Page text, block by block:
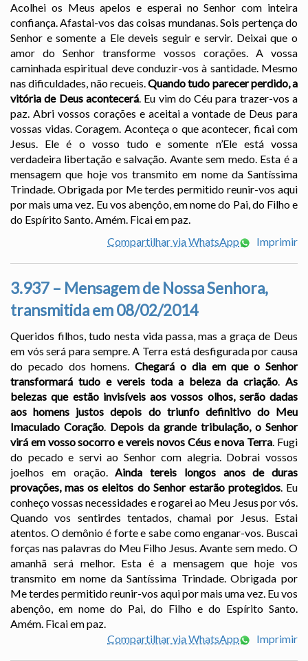
Acolhei os Meus apelos e esperai no Senhor com inteira
confiança. Afastai-vos das coisas mundanas. Sois pertença do
Senhor e somente a Ele deveis seguir e servir. Deixai que o
amor do Senhor transforme vossos corações. A vossa
caminhada espiritual deve conduzir-vos à santidade. Mesmo
nas dificuldades, não recueis.Quando tudo parecer perdido, a
vitória de Deus acontecerá. Eu vim do Céu para trazer-vos a
paz. Abri vossos corações e aceitai a vontade de Deus para
vossas vidas. Coragem. Aconteça o que acontecer, ficai com
Jesus. Ele é o vosso tudo e somente n’Ele está vossa
verdadeira libertação e salvação. Avante sem medo. Esta é a
mensagem que hoje vos transmito em nome da Santíssima
Trindade. Obrigada por Me terdes permitido reunir-vos aqui
por mais uma vez. Eu vos abençôo, em nome do Pai, do Filho e
do Espírito Santo. Amém. Ficai em paz.
Compartilhar via WhatsApp
Imprimir
3.937 – Mensagem de Nossa Senhora,
transmitida em 08/02/2014
Queridos filhos, tudo nesta vida passa, mas a graça de Deus
em vós será para sempre. A Terra está desfigurada por causa
do pecado dos homens.Chegará o dia em que o Senhor
transformará tudo e vereis toda a beleza da criação. As
belezas que estão invisíveis aos vossos olhos, serão dadas
aos homens justos depois do triunfo definitivo do Meu
Imaculado Coração. Depois da grande tribulação, o Senhor
virá em vosso socorro e vereis novos Céus e nova Terra. Fugi
do pecado e servi ao Senhor com alegria. Dobrai vossos
joelhos em oração.Ainda tereis longos anos de duras
provações, mas os eleitos do Senhor estarão protegidos. Eu
conheço vossas necessidades e rogarei ao Meu Jesus por vós.
Quando vos sentirdes tentados, chamai por Jesus. Estai
atentos. O demônio é forte e sabe como enganar-vos. Buscai
forças nas palavras do Meu Filho Jesus. Avante sem medo. O
amanhã será melhor. Esta é a mensagem que hoje vos
transmito em nome da Santíssima Trindade. Obrigada por
Me terdes permitido reunir-vos aqui por mais uma vez. Eu vos
abençôo, em nome do Pai, do Filho e do Espírito Santo.
Amém. Ficai em paz.
Compartilhar via WhatsApp
Imprimir